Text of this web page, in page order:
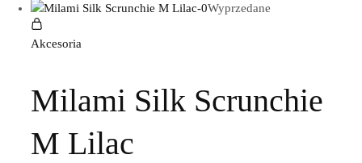
Wyprzedane
Akcesoria
Milami Silk Scrunchie
M Lilac